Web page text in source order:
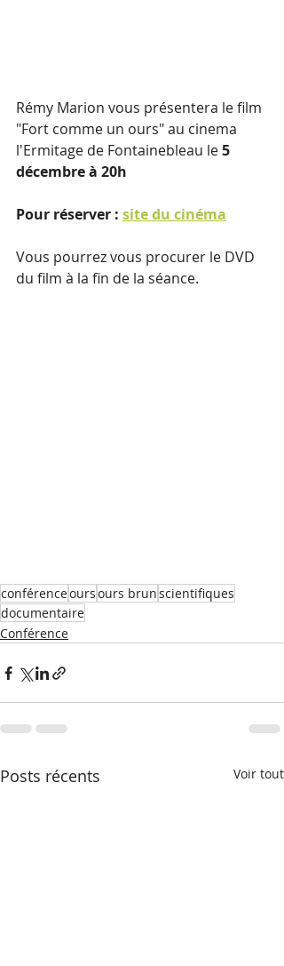
Rémy Marion vous présentera le film
"Fort comme un ours" au cinema
l'Ermitage de Fontainebleau le 5
décembre à 20h
Pour réserver : site du cinéma
Vous pourrez vous procurer le DVD
du film à la fin de la séance.
conférenceoursours brunscientifiques
documentaire
Conférence
Posts récents Voir tout